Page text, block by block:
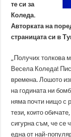
те си за
Коледа.
Авторката на
страницата си в
„Получих толкова
Весела Коледа!
времена. Лошото
на годината ни
няма почти нищо с
тези, които
сигурна съм, че се
една от най-